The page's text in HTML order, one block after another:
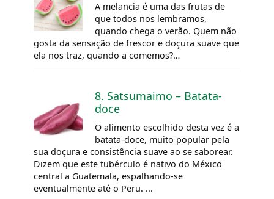
A melancia é uma das frutas de
que todos nos lembramos,
quando chega o verão. Quem não
gosta da sensação de frescor e doçura suave que
ela nos traz, quando a comemos?…
8. Satsumaimo – Batata-
doce
O alimento escolhido desta vez é a
batata-doce, muito popular pela
sua doçura e consistência suave ao se saborear.
Dizem que este tubérculo é nativo do México
central a Guatemala, espalhando-se
eventualmente até o Peru. ...